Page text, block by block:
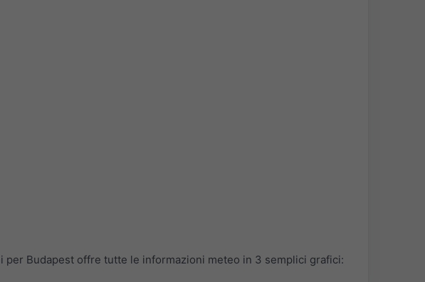
per Budapest offre tutte le informazioni meteo in 3 semplici grafici: